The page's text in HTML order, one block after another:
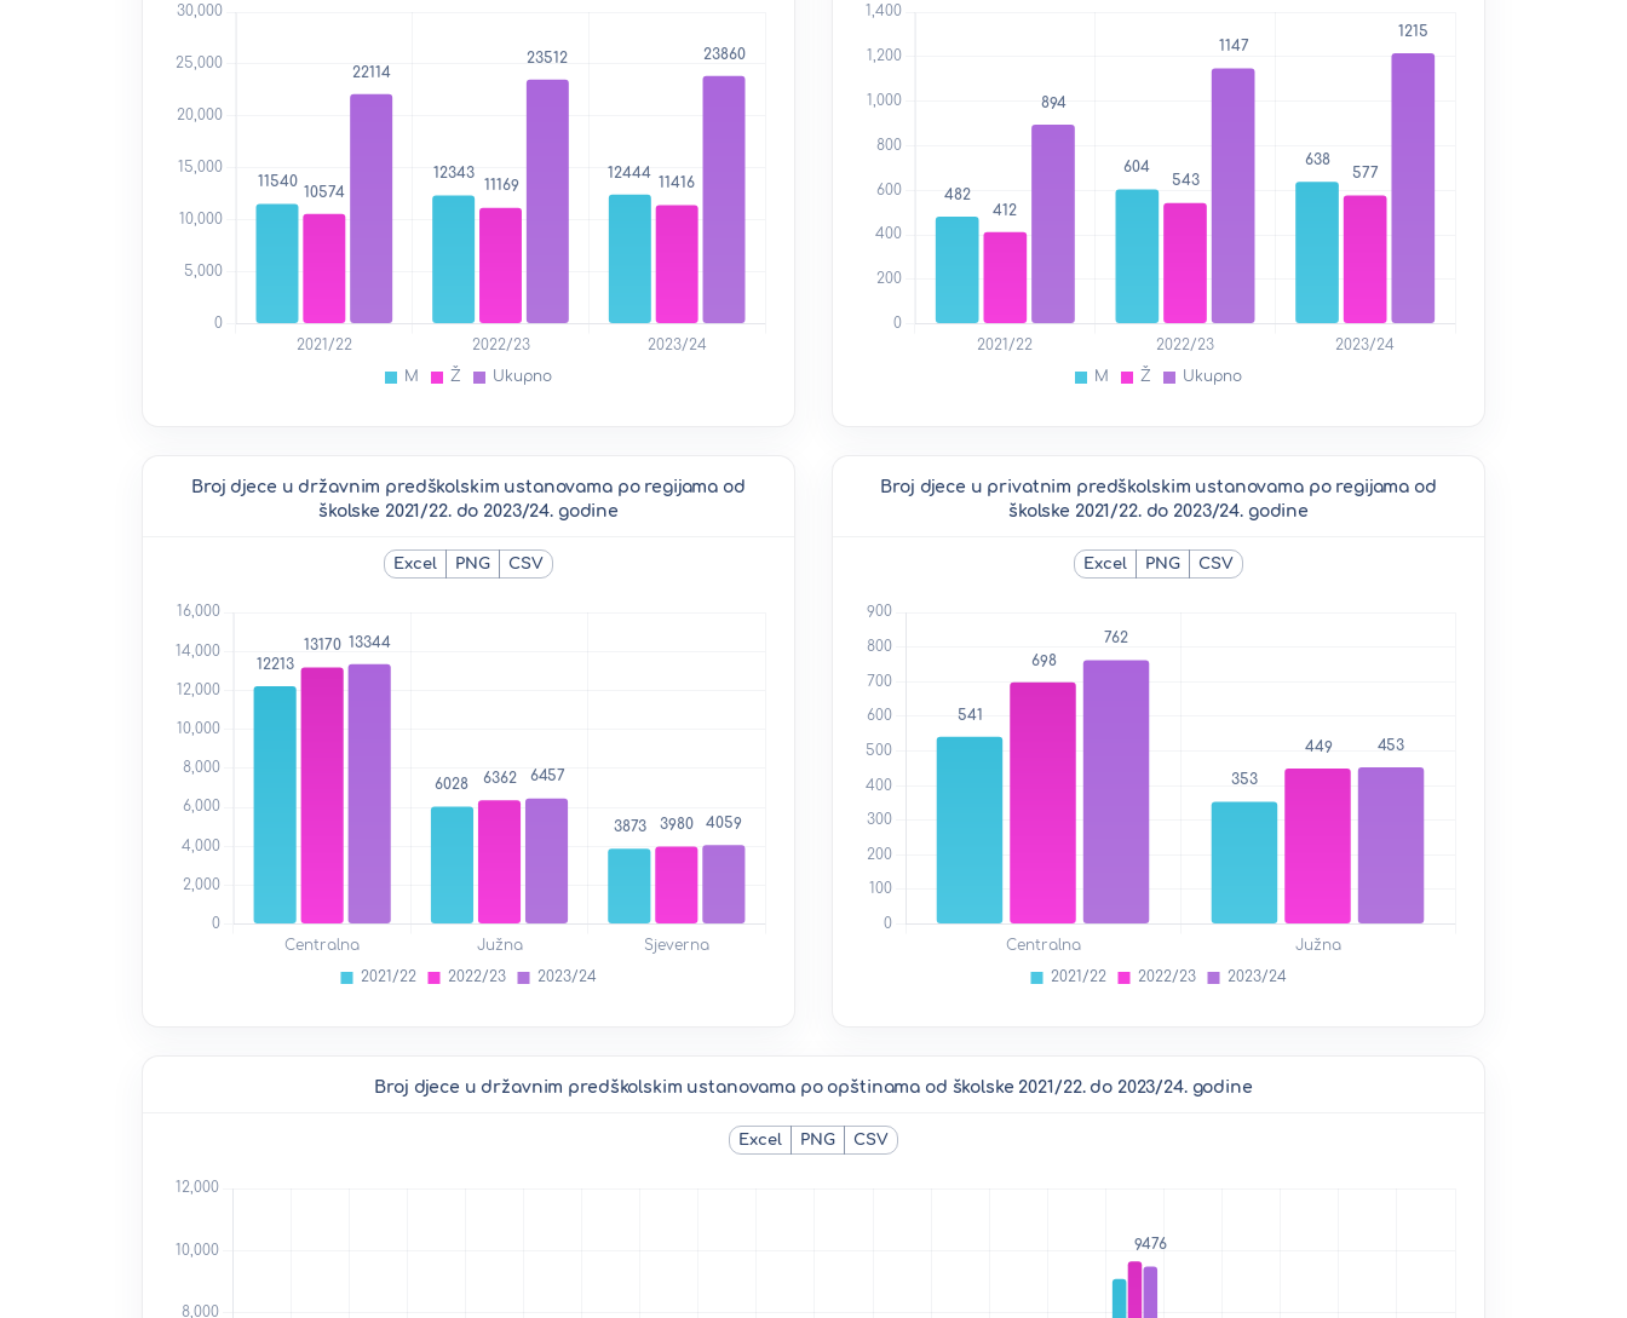
Broj djece u državnim predškolskim ustanovama po regijama od
školske 2021/22. do 2023/24. godine
Excel PNG CSV
Broj djece u privatnim predškolskim ustanovama po regijama od
školske 2021/22. do 2023/24. godine
Excel PNG CSV
Broj djece u državnim predškolskim ustanovama po opštinama od školske 2021/22. do 2023/24. godine
Excel PNG CSV